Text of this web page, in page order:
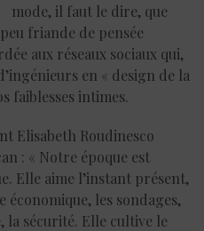
mode, il faut le dire, que
friande de pensée
aux réseaux sociaux qui,
en « design de la
faiblesses intimes.
Elisabeth Roudinesco
: « Notre époque est
Elle aime l’instant présent,
économique, les sondages,
la sécurité. Elle cultive le